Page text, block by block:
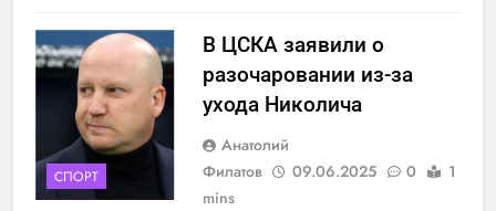
СПОРТ
В ЦСКА заявили о
разочаровании из-за
ухода Николича
Анатолий
Филатов
09.06.2025 0
1
mins